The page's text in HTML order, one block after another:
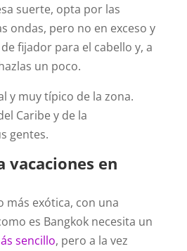
suerte, opta por las
ondas, pero no en exceso y
fijador para el cabello y, a
un poco.
y muy típico de la zona.
Caribe y de la
gentes.
vacaciones en
más exótica, con una
es Bangkok necesita un
sencillo, pero a la vez